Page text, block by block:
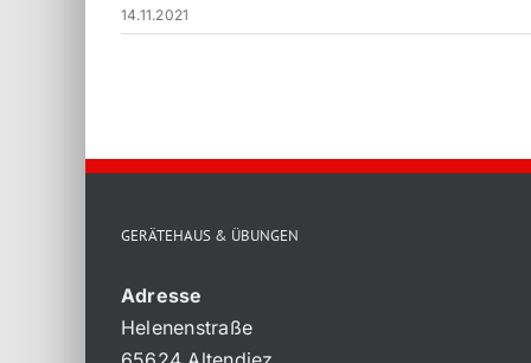
14.11.2021
GERÄTEHAUS & ÜBUNGEN
Adresse
Helenenstraße